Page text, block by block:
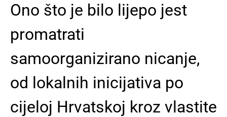
Ono što je bilo lijepo jest
promatrati
samoorganizirano nicanje,
od lokalnih inicijativa po
cijeloj Hrvatskoj kroz vlastite